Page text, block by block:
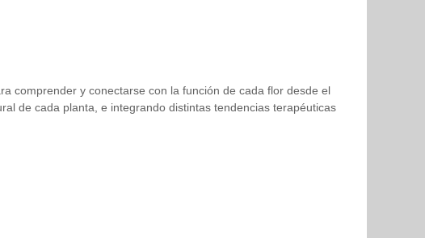
comprender y conectarse con la función de cada flor desde el
de cada planta, e integrando distintas tendencias terapéuticas